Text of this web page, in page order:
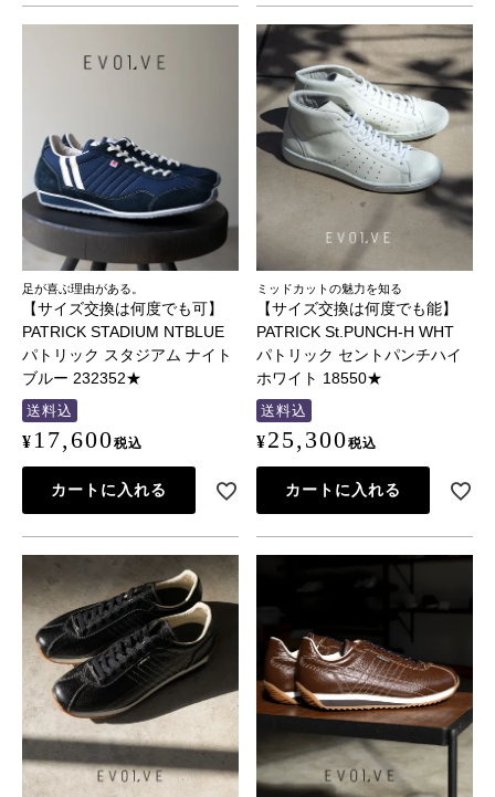
足が喜ぶ理由がある。
【サイズ交換は何度でも可】
PATRICK STADIUM NTBLUE
パトリック スタジアム ナイト
ブルー 232352★
送料込
¥ 17,600税込
カートに入れる
ミッドカットの魅力を知る
【サイズ交換は何度でも能】
PATRICK St.PUNCH-H WHT
パトリック セントパンチハイ
ホワイト 18550★
送料込
¥25,300税込
カートに入れる